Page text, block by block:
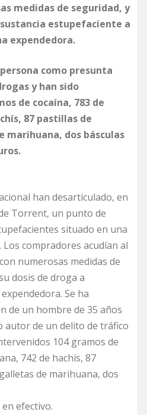
medidas de seguridad, y
estupefaciente a
expendedora.
como presunta
y han sido
de cocaína, 783 de
87 pastillas de
marihuana, dos básculas
han desarticulado, en
Torrent, un punto de
situado en una
Los compradores acudían al
numerosas medidas de
dosis de droga a
Se ha
de un hombre de 35 años
autor de un delito de tráfico
104 gramos de
742 de hachís, 87
de marihuana, dos
efectivo.